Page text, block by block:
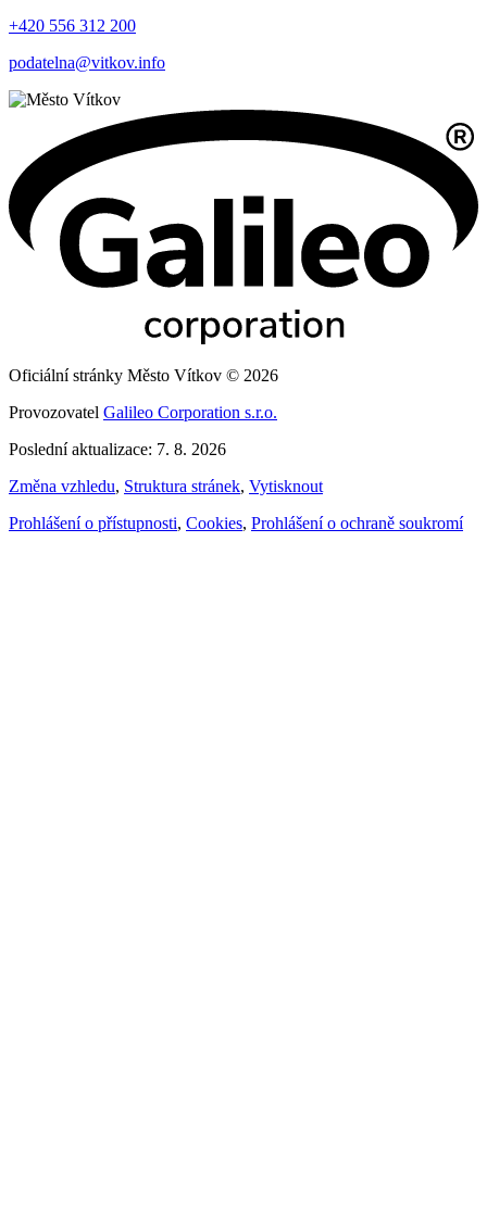
+420 556 312 200
podatelna@vitkov.info
Oficiální stránky Město Vítkov © 2026
Provozovatel Galileo Corporation s.r.o.
Poslední aktualizace: 7. 8. 2026
Změna vzhledu, Struktura stránek, Vytisknout
Prohlášení o přístupnosti, Cookies, Prohlášení o ochraně soukromí